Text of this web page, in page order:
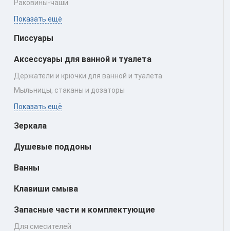
Раковины‑чаши
Показать ещё
Писсуары
Аксессуары для ванной и туалета
Держатели и крючки для ванной и туалета
Мыльницы, стаканы и дозаторы
Показать ещё
Зеркала
Душевые поддоны
Ванны
Клавиши смыва
Запасные части и комплектующие
Для смесителей